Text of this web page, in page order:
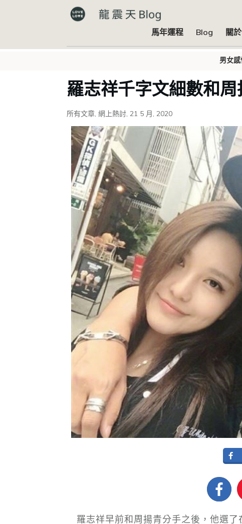
馬年運程 Blog 關於
男女
羅志祥千字文細數和
所有文章, 網上熱討, 21 5 月, 2020
羅志祥早前和周揚青分手之後，他選